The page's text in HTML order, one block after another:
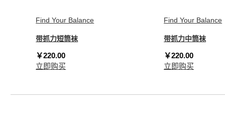
Find Your Balance
带抓力短筒袜
￥220.00
立即购买
Find Your Balance
带抓力中筒袜
￥220.00
立即购买